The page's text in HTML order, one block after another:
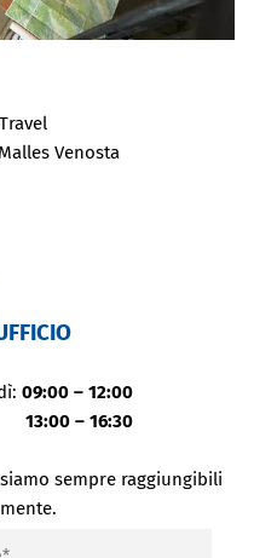
Venosta
09:00 – 12:00
16:30
sempre raggiungibili